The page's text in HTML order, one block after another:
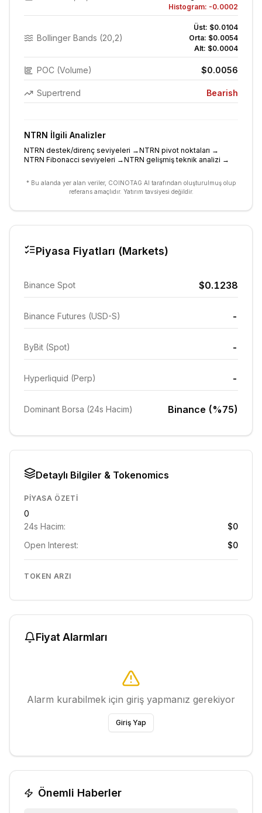
Histogram: -0.0002
Bollinger Bands (20,2)
Üst: $0.0104
Orta: $0.0054
Alt: $0.0004
POC (Volume) $0.0056
Supertrend Bearish
NTRN İlgili Analizler
NTRN destek/direnç seviyeleri →NTRN pivot noktaları →
NTRN Fibonacci seviyeleri →NTRN gelişmiş teknik analizi →
* Bu alanda yer alan veriler, COINOTAG AI tarafından oluşturulmuş olup
referans amaçlıdır. Yatırım tavsiyesi değildir.
Piyasa Fiyatları (Markets)
Binance Spot $0.1238
Binance Futures (USD-S) -
ByBit (Spot) -
Hyperliquid (Perp) -
Dominant Borsa (24s Hacim) Binance (%75)
Detaylı Bilgiler & Tokenomics
PIYASA ÖZETI
0
24s Hacim:
$0
Open Interest:
$0
TOKEN ARZI
Fiyat Alarmları
Alarm kurabilmek için giriş yapmanız gerekiyor
Giriş Yap
Önemli Haberler